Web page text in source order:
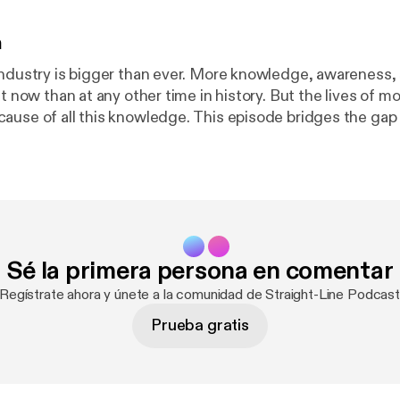
is bigger than ever. More knowledge,
now than at any other time in history. But the lives of
knowledge. This episode bridges the gap between
is, and why we have come to regard it as a dirty
action in every team: "first this needs to be done,
you make an impact on people who know what they
http://www.innerstance.com/
Sé la primera persona en comentar
ahora y únete a la comunidad de Straight-Line
Prueba gratis